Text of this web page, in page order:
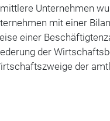
Unternehmen
mit einer
einer
der
der